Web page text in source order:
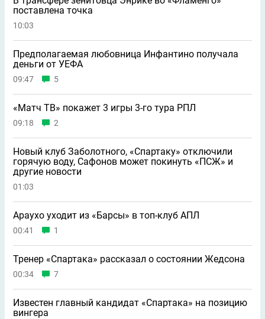
поставлена точка
10:03
Предполагаемая любовница Инфантино получала
деньги от УЕФА
09:47 5
«Матч ТВ» покажет 3 игры 3-го тура РПЛ
09:18 2
Новый клуб Заболотного, «Спартаку» отключили
горячую воду, Сафонов может покинуть «ПСЖ» и
другие новости
01:03
Араухо уходит из «Барсы» в топ-клуб АПЛ
00:41 1
Тренер «Спартака» рассказал о состоянии Жедсона
00:34 7
Известен главный кандидат «Спартака» на позицию
вингера